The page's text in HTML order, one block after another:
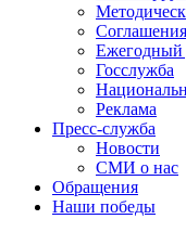
Ежегодный
Госслужба
Реклама
Пресс-служба
Новости
СМИ о нас
Обращения
Наши победы